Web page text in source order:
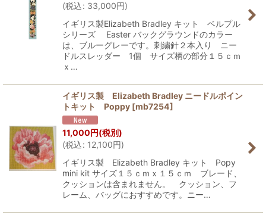
(税込: 33,000円)
イギリス製Elizabeth Bradley キット ベルプル
シリーズ Easter バックグラウンドのカラー
は、ブルーグレーです。刺繍針２本入り ニー
ドルスレッダー 1個 サイズ柄の部分１５ｃｍ
ｘ…
イギリス製 Elizabeth Bradley ニードルポイン
トキット Poppy [mb7254]
11,000円(税別)
(税込: 12,100円)
イギリス製 Elizabeth Bradley キット Popy
mini kit サイズ１５ｃｍｘ１５ｃｍ ブレード、
クッションは含まれません。 クッション、フ
レーム、バッグにおすすめです。ニー…